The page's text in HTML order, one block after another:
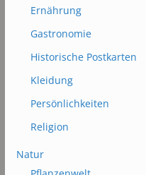
Ernährung
Gastronomie
Historische Postkarten
Kleidung
Persönlichkeiten
Religion
Natur